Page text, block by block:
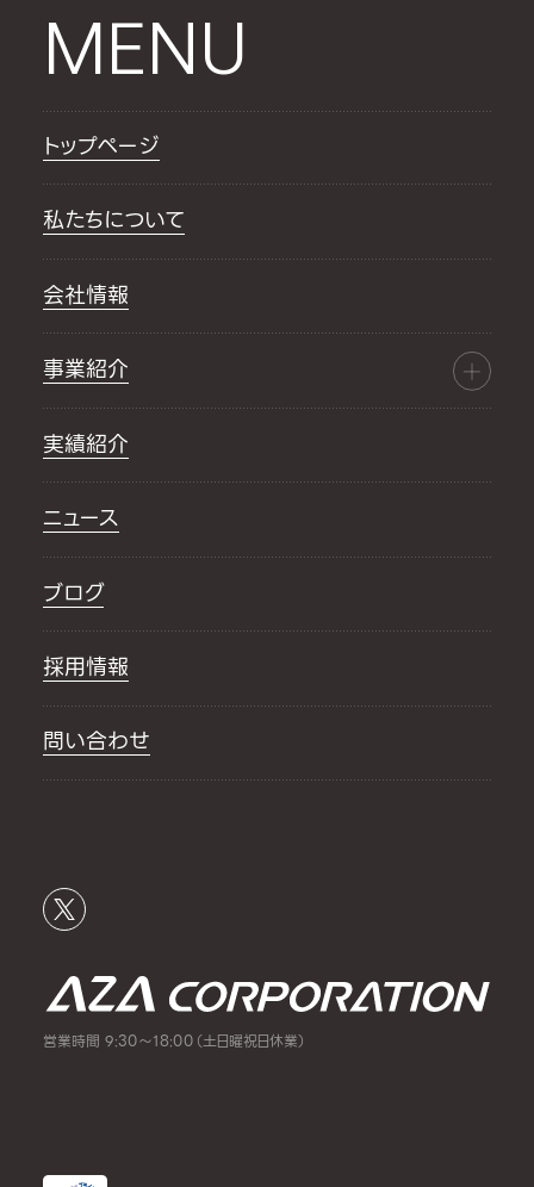
MENU
トップページ
私たちについて
会社情報
事業紹介
実績紹介
ニュース
ブログ
採用情報
問い合わせ
営業時間 9:30～18:00（土日曜祝日休業）